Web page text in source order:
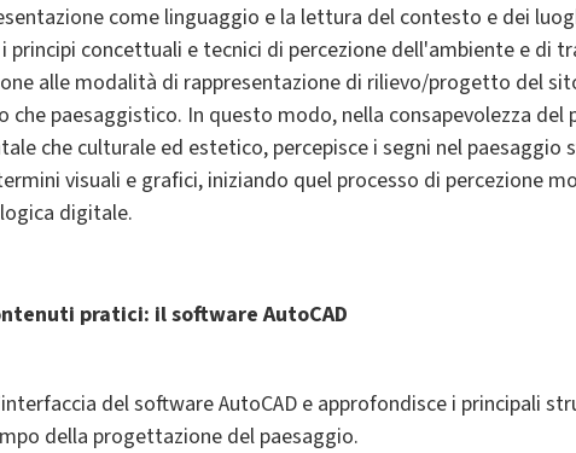
come linguaggio e la lettura del contesto e dei
principi concettuali e tecnici di percezione dell'ambiente e di
alle modalità di rappresentazione di rilievo/progetto del
che paesaggistico. In questo modo, nella consapevolezza del
che culturale ed estetico, percepisce i segni nel paesaggio
visuali e grafici, iniziando quel processo di percezione
digitale.
pratici: il software AutoCAD
del software AutoCAD e approfondisce i principali
della progettazione del paesaggio.